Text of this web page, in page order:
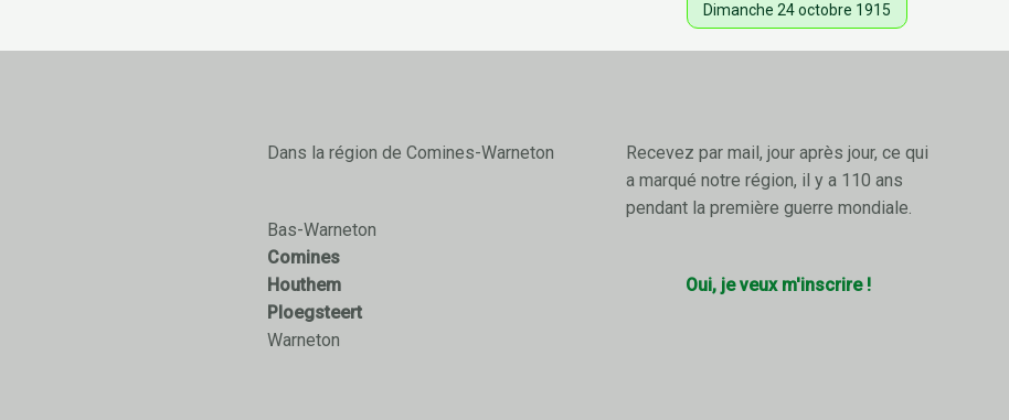
Dimanche 24 octobre 1915
Dans la région de Comines-Warneton
Bas-Warneton
Comines
Houthem
Ploegsteert
Warneton
Recevez par mail, jour après jour, ce qui
a marqué notre région, il y a 110 ans
pendant la première guerre mondiale.
Oui, je veux m'inscrire !